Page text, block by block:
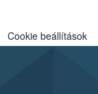
Cookie beállítások